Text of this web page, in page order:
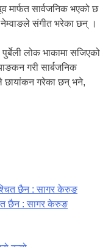
मार्फत सार्वजनिक भएको छ
नेम्वाङले संगीत भरेका छन् ।
लोक भाकामा सजिएको
गरी सार्बजनिक
छायांकन गरेका छन् भने,
छैन : सागर केरुङ